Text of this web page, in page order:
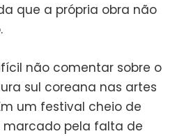
que a própria obra não
não comentar sobre o
sul coreana nas artes
um festival cheio de
marcado pela falta de